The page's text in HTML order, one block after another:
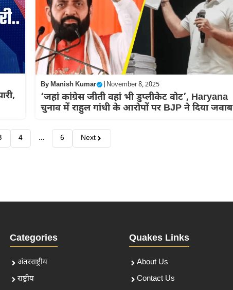
ByManish Kumar | November 8, 2025
‘जहां कांग्रेस जीती वहां भी डुप्लीकेट वोट’, Haryana
चुनाव में राहुल गांधी के आरोपों पर BJP ने दिया जवाब
4 … 6 Next
Categories
अंतरराष्ट्रीय
राष्ट्रीय
Quakes Links
About Us
Contact Us